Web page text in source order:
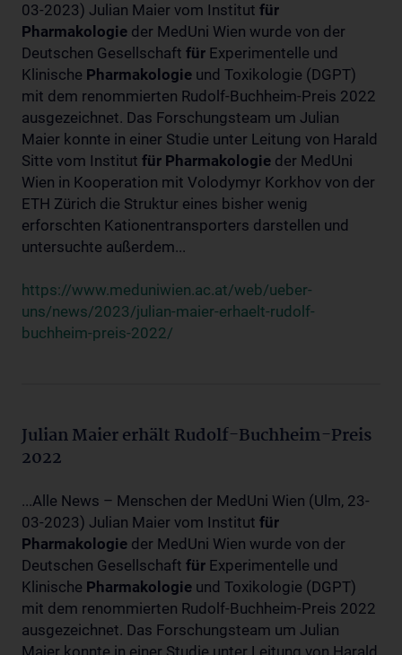
03-2023) Julian Maier vom Institut für
Pharmakologie der MedUni Wien wurde von der
Deutschen Gesellschaft für Experimentelle und
Klinische Pharmakologie und Toxikologie (DGPT)
mit dem renommierten Rudolf-Buchheim-Preis 2022
ausgezeichnet. Das Forschungsteam um Julian
Maier konnte in einer Studie unter Leitung von Harald
Sitte vom Institut für Pharmakologie der MedUni
Wien in Kooperation mit Volodymyr Korkhov von der
ETH Zürich die Struktur eines bisher wenig
erforschten Kationentransporters darstellen und
untersuchte außerdem...
https://www.meduniwien.ac.at/web/ueber-
uns/news/2023/julian-maier-erhaelt-rudolf-
buchheim-preis-2022/
Julian Maier erhält Rudolf-Buchheim-Preis
2022
...Alle News – Menschen der MedUni Wien (Ulm, 23-
03-2023) Julian Maier vom Institut für
Pharmakologie der MedUni Wien wurde von der
Deutschen Gesellschaft für Experimentelle und
Klinische Pharmakologie und Toxikologie (DGPT)
mit dem renommierten Rudolf-Buchheim-Preis 2022
ausgezeichnet. Das Forschungsteam um Julian
Maier konnte in einer Studie unter Leitung von Harald